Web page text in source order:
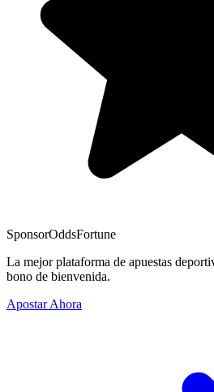
SponsorOddsFortune
La mejor plataforma de apuestas
bono de bienvenida.
Apostar Ahora